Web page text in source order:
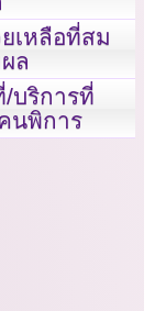
เหลือที่สม
ล
บริการที่
นพิการ